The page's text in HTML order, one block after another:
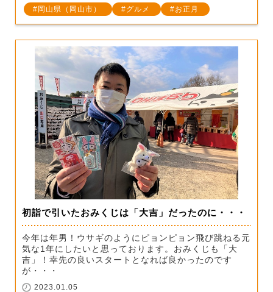
岡山県（岡山市）
グルメ お正月
初詣で引いたおみくじは「大吉」だったのに・・・
今年は年男！ウサギのようにピョンピョン飛び跳ねる元
気な1年にしたいと思っております。おみくじも「大
吉」！幸先の良いスタートとなれば良かったのです
が・・・
2023.01.05